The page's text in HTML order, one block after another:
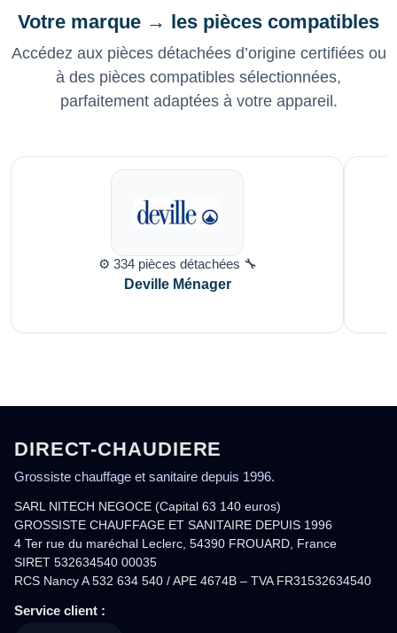
Votre marque → les pièces compatibles
Accédez aux pièces détachées d’origine certifiées ou
à des pièces compatibles sélectionnées,
parfaitement adaptées à votre appareil.
⚙️ 334 pièces détachées 🔧
Deville Ménager
DIRECT-CHAUDIERE
Grossiste chauffage et sanitaire depuis 1996.
SARL NITECH NEGOCE (Capital 63 140 euros)
GROSSISTE CHAUFFAGE ET SANITAIRE DEPUIS 1996
4 Ter rue du maréchal Leclerc, 54390 FROUARD, France
SIRET 532634540 00035
RCS Nancy A 532 634 540 / APE 4674B – TVA FR31532634540
Service client :